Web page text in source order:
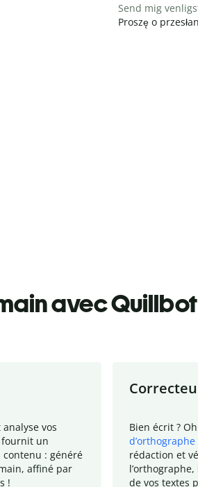
Send mig
Proszę o
avec Quillbot
vos
un
: généré
affiné par
!
Bien écrit ?
d’orthographe
rédaction et
l’orthographe,
de vos textes